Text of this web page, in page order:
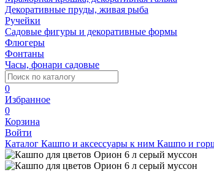
Декоративные пруды, живая рыба
Ручейки
Садовые фигуры и декоративные формы
Флюгеры
Фонтаны
Часы, фонари садовые
0
Избранное
0
Корзина
Войти
Каталог Кашпо и аксессуары к ним Кашпо и